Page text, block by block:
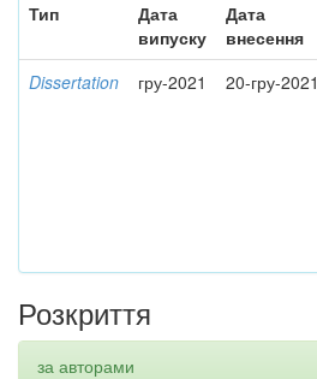
Тип
Дата
випуску
Дата
внесення
Dissertation гру-2021 20-гру-2021
Розкриття
за авторами